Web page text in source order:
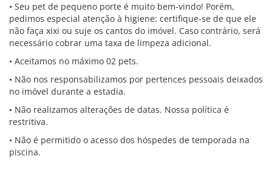
• Seu pet de pequeno porte é muito bem-vindo! Porém,
pedimos especial atenção à higiene: certifique-se de que ele
não faça xixi ou suje os cantos do imóvel. Caso contrário, será
necessário cobrar uma taxa de limpeza adicional.
• Aceitamos no máximo 02 pets.
• Não nos responsabilizamos por pertences pessoais deixados
no imóvel durante a estadia.
• Não realizamos alterações de datas. Nossa política é
restritiva.
• Não é permitido o acesso dos hóspedes de temporada na
piscina.